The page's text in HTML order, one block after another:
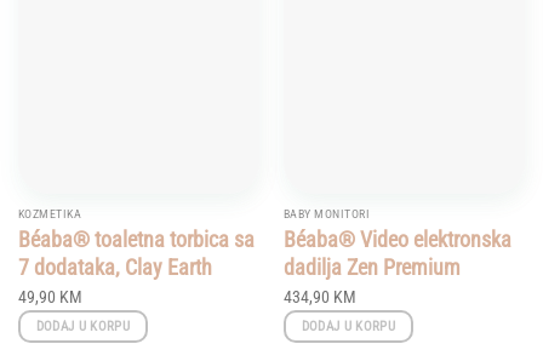
KOZMETIKA
Béaba® toaletna torbica sa
7 dodataka, Clay Earth
49,90 KM
DODAJ U KORPU
BABY MONITORI
Béaba® Video elektronska
dadilja Zen Premium
434,90 KM
DODAJ U KORPU